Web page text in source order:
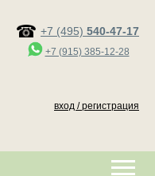
+7 (495) 540-47-17
+7 (915) 385-12-28
вход / регистрация